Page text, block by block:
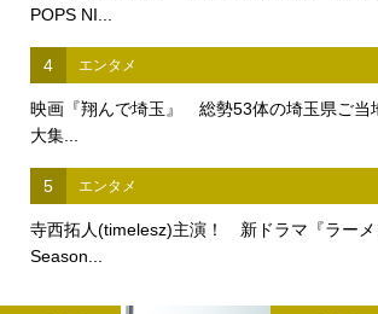
POPS NI...
4 エンタメ
映画『翔んで埼玉』 総勢53体の埼玉県ご当
大集...
5 エンタメ
寺西拓人(timelesz)主演！ 新ドラマ『ラーメ
Season...